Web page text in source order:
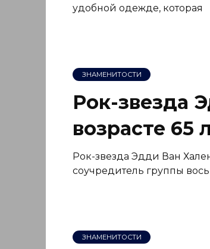
удобной одежде, которая
ЗНАМЕНИТОСТИ
Рок-звезда
возрасте 65
Рок-звезда Эдди Ван
соучредитель группы
ЗНАМЕНИТОСТИ